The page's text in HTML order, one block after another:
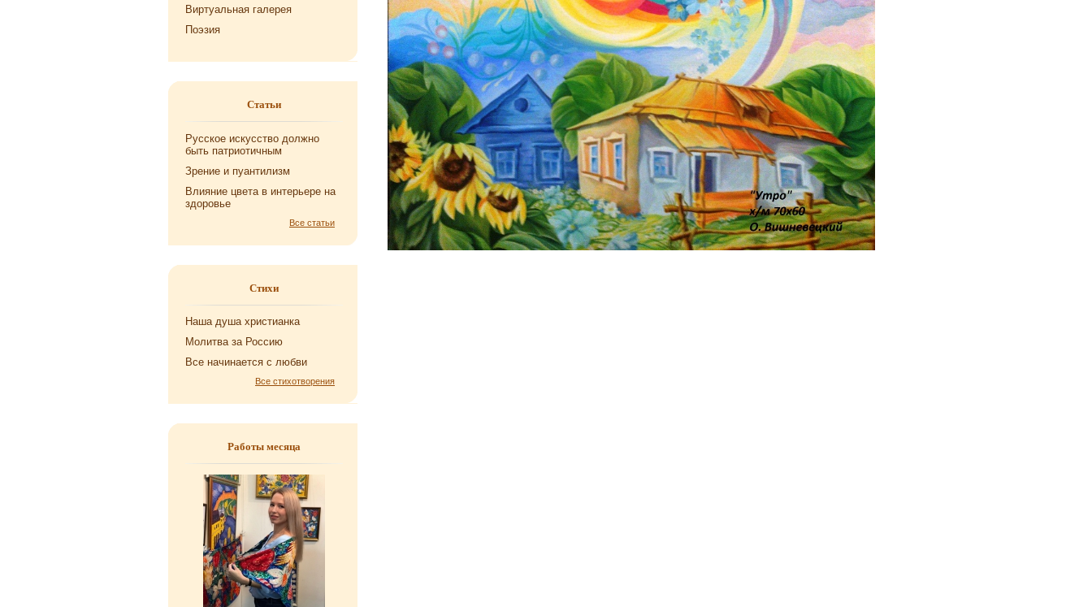
Виртуальная галерея
Поэзия
Статьи
Русское искусство должно
быть патриотичным
Зрение и пуантилизм
Влияние цвета в интерьере на
здоровье
Все статьи
Стихи
Наша душа хри­сти­ан­ка
Мо­лит­ва за Рос­сию
Все на­чи­на­ет­ся с любви
Все стихотворения
Работы месяца